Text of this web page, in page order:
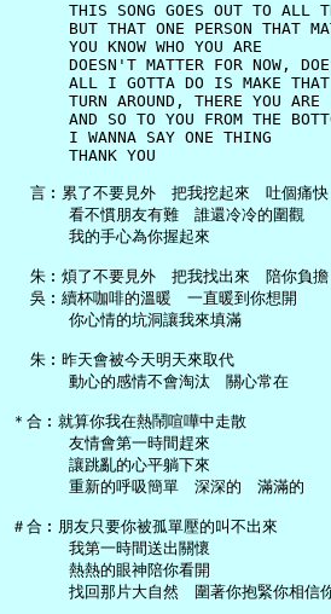
THIS SONG GOES OUT TO ALL
BUT THAT ONE PERSON THAT
       YOU KNOW WHO YOU ARE
DOESN'T MATTER FOR NOW,
ALL I GOTTA DO IS MAKE
       TURN AROUND, THERE YOU ARE
AND SO TO YOU FROM THE
       I WANNA SAY ONE THING
       THANK YOU
   言︰累了不要見外　把我挖起來　吐個痛快
       看不慣朋友有難　誰還冷冷的圍觀
       我的手心為你握起來
   朱︰煩了不要見外　把我找出來　陪你負擔
   吳︰續杯咖啡的溫暖　一直暖到你想開
       你心情的坑洞讓我來填滿
   朱︰昨天會被今天明天來取代
       動心的感情不會淘汰　關心常在
＊合︰就算你我在熱鬧喧嘩中走散
       友情會第一時間趕來
       讓跳亂的心平躺下來
       重新的呼吸簡單　深深的　滿滿的
＃合︰朋友只要你被孤單壓的叫不出來
       我第一時間送出關懷
       熱熱的眼神陪你看開
找回那片大自然　圍著你抱緊你相信